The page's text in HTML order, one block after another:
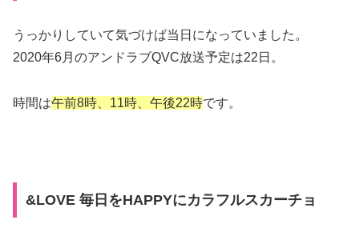
うっかりしていて気づけば当日になっていました。
2020年6月のアンドラブQVC放送予定は22日。
時間は午前8時、11時、午後22時です。
&LOVE 毎日をHAPPYにカラフルスカーチョ